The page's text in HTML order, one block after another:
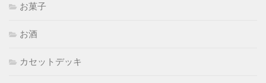
お菓子
お酒
カセットデッキ